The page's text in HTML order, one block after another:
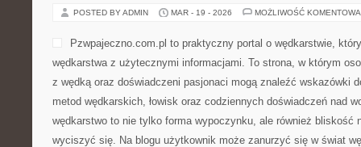
POSTED BY ADMIN MAR - 19 - 2026 MOŻLIWOŚĆ
Pzwpajeczno.com.pl to praktyczny portal o wędkarstwie,
wędkarstwa z użytecznymi informacjami. To strona, w którym
z wędką oraz doświadczeni pasjonaci mogą znaleźć wskazówki
metod wędkarskich, łowisk oraz codziennych doświadczeń nad
wędkarstwo to nie tylko forma wypoczynku, ale również bliskość
wyciszyć się. Na blogu użytkownik może zanurzyć się w świat